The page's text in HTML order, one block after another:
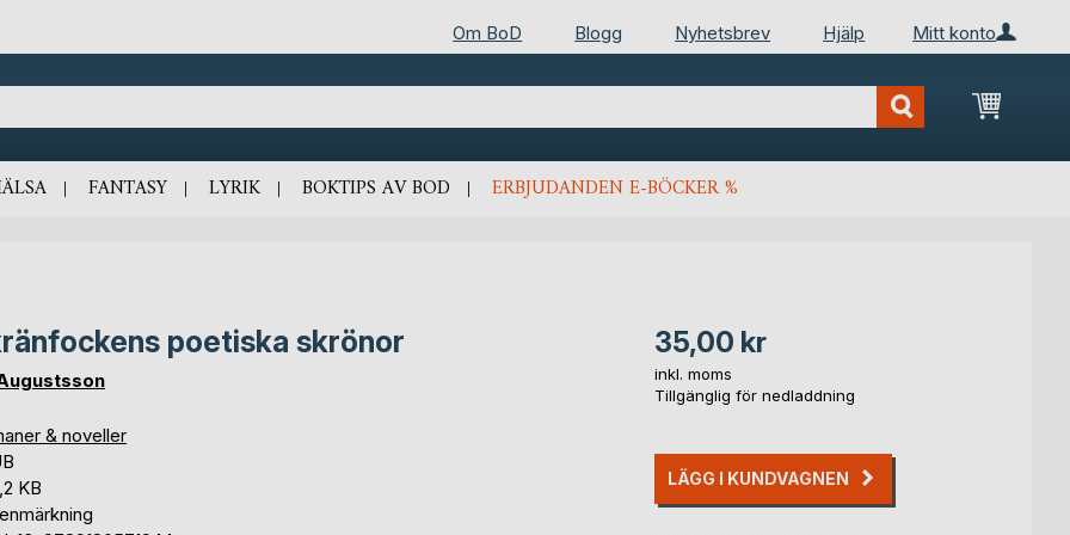
Mitt konto
Om BoD Blogg Nyhetsbrev Hjälp
Min
FANTASY LYRIK BOKTIPS AV BOD ERBJUDANDEN E-BÖCKER %
poetiska skrönor
& noveller
KB
35,00 kr
inkl. moms
Tillgänglig för nedladdning
LÄGG I KUNDVAGNEN